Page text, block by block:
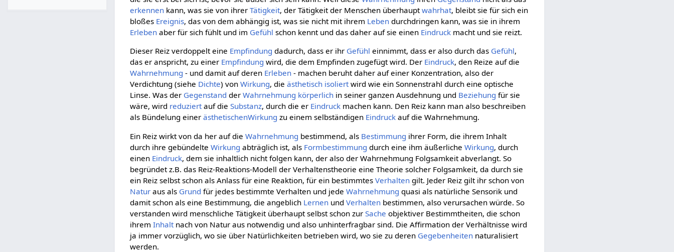
erkennen kann, was sie von ihrerTätigkeit, der Tätigkeit der Menschen überhauptwahrhat, bleibt sie für sich ein
bloßes Ereignis, das von dem abhängig ist, was sie nicht mit ihrem Leben durchdringen kann, was sie in ihrem
Erleben aber für sich fühlt und im Gefühl schon kennt und das daher auf sie einen Eindruck macht und sie reizt.
Dieser Reiz verdoppelt eine Empfindung dadurch, dass er ihr Gefühl einnimmt, dass er also durch das Gefühl,
das er anspricht, zu einer Empfindung wird, die dem Empfinden zugefügt wird. Der Eindruck, den Reize auf die
Wahrnehmung - und damit auf deren Erleben - machen beruht daher auf einer Konzentration, also der
Verdichtung (siehe Dichte) vonWirkung, dieästhetisch isoliertwird wie ein Sonnenstrahl durch eine optische
Linse. Was der Gegenstand derWahrnehmung körperlich in seiner ganzen Ausdehnung und Beziehung für sie
wäre, wird reduziertauf dieSubstanz, durch die er Eindruck machen kann. Den Reiz kann man also beschreiben
als Bündelung einerästhetischenWirkung zu einem selbständigen Eindruck auf die Wahrnehmung.
Ein Reiz wirkt von da her auf dieWahrnehmung bestimmend, als Bestimmung ihrer Form, die ihrem Inhalt
durch ihre gebündelteWirkung abträglich ist, als Formbestimmung durch eine ihm äußerlicheWirkung, durch
einen Eindruck, dem sie inhaltlich nicht folgen kann, der also der Wahrnehmung Folgsamkeit abverlangt. So
begründet z.B. das Reiz-Reaktions-Modell der Verhaltenstheorie eine Theorie solcher Folgsamkeit, da durch sie
ein Reiz selbst schon als Anlass für eine Reaktion, für ein bestimmtesVerhalten gilt. Jeder Reiz gilt ihr schon von
Natur aus als Grund für jedes bestimmte Verhalten und jedeWahrnehmung quasi als natürliche Sensorik und
damit schon als eine Bestimmung, die angeblich Lernen undVerhalten bestimmen, also verursachen würde. So
verstanden wird menschliche Tätigkeit überhaupt selbst schon zurSache objektiver Bestimmtheiten, die schon
ihremInhalt nach von Natur aus notwendig und also unhinterfragbar sind. Die Affirmation der Verhältnisse wird
ja immer vorzüglich, wo sie über Natürlichkeiten betrieben wird, wo sie zu deren Gegebenheiten naturalisiert
werden.